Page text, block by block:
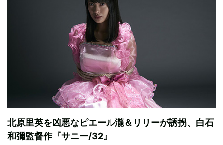
北原里英を凶悪なピエール瀧＆リリーが誘拐、白石
和彌監督作『サニー/32』